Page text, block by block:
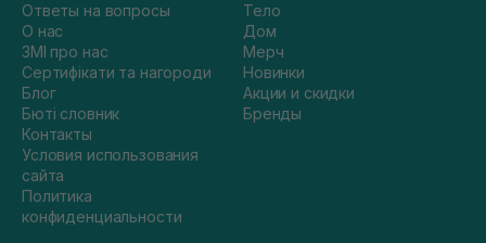
Ответы на вопросы
О нас
ЗМІ про нас
Сертифікати та нагороди
Блог
Бюті словник
Контакты
Условия использования
сайта
Политика
конфиденциальности
Тело
Дом
Мерч
Новинки
Акции и скидки
Бренды